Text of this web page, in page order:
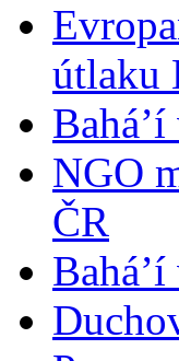
útlaku
NGO
ČR